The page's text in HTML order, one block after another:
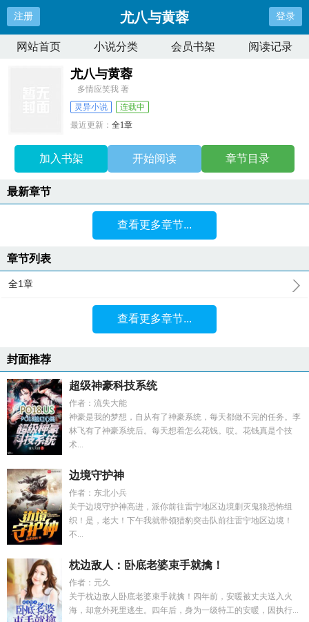
注册 尤八与黄蓉 登录
网站首页 小说分类 会员书架 阅读记录
尤八与黄蓉
多情应笑我 著
灵异小说
连载中
最近更新：全1章
加入书架 开始阅读 章节目录
最新章节
查看更多章节...
章节列表
全1章
查看更多章节...
封面推荐
超级神豪科技系统
作者：流失大能
神豪是我的梦想，自从有了神豪系统，每天都做不完的任务。李
林飞有了神豪系统后。每天想着怎么花钱。哎。花钱真是个技
术...
边境守护神
作者：东北小兵
关于边境守护神高进，派你前往雷宁地区边境剿灭鬼狼恐怖组
织！是，老大！下午我就带领猎豹突击队前往雷宁地区边境！
不...
枕边敌人：卧底老婆束手就擒！
作者：元久
关于枕边敌人卧底老婆束手就擒！四年前，安暖被丈夫送入火
海，却意外死里逃生。四年后，身为一级特工的安暖，因执行...